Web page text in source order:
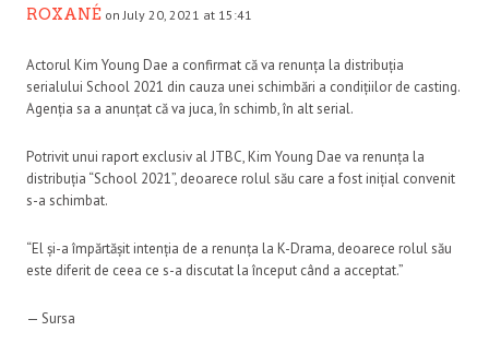
ROXANÉ on July 20, 2021 at 15:41
Actorul Kim Young Dae a confirmat că va renunța la distribuția
serialului School 2021 din cauza unei schimbări a condițiilor de casting.
Agenția sa a anunțat că va juca, în schimb, în alt serial.
Potrivit unui raport exclusiv al JTBC, Kim Young Dae va renunța la
distribuția “School 2021”, deoarece rolul său care a fost inițial convenit
s-a schimbat.
“El și-a împărtășit intenția de a renunța la K-Drama, deoarece rolul său
este diferit de ceea ce s-a discutat la început când a acceptat.”
— Sursa